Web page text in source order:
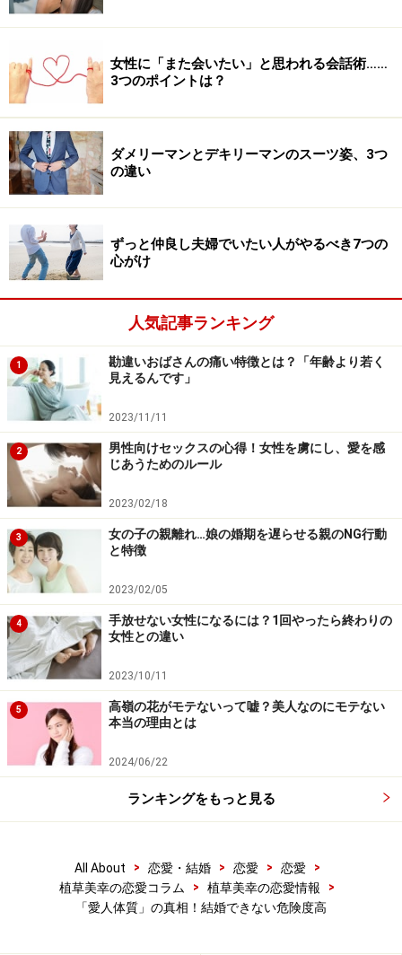
に休日のお昼に外でデートすることなんて……年に数回あ
るの？と考えれば、それはセックスです。
二人の関係をだれにも公表できず、モグラのような生活
を送ることになり、セックスだけはうまくなる。また恋
愛観もどんどん汚され、ただ歳をとり、いずれは愛人関
係も失い、捨てられて、気付いた頃には悲しい独身者。
つまり、愛人を経験することで“歪んだ価値観の恋愛”に
カテゴライズされる……と覚えておいてください。そもそ
承諾してお付き合いを続けたいと思っている時点で相当
この歪んだ価値観を抱えたままで、結婚相談に来られる
方がいますが、私はひと目でわかります――「あ、この
人、愛人生活をしていたな」と。
歪んだ価値観、狂った恋愛観
デートは夜、セックスばかり。それでは本来の恋愛の楽しさ
や明るさとかけ離れていきます
いわゆる日の目を浴びない恋愛をしてきた方の多くは、
恋愛における価値観が歪んでいます。
もっと直球に言うなれば、恋愛観が狂っています。
そもそも人のものを奪っているのですから。そこに子供
だけの欲望を満たすために愛人になる。これはどう考え
ても歪んでいます。
「オレの家庭はボロボロで……、妻とはうまくいっていな
女性に「また会いたい」と思われる会話術……
3つのポイントは？
ダメリーマンとデキリーマンのスーツ姿、3つ
の違い
ずっと仲良し夫婦でいたい人がやるべき7つの
心がけ
人気記事ランキング
1
勘違いおばさんの痛い特徴とは？「年齢より若く
見えるんです」
2023/11/11
2
男性向けセックスの心得！女性を虜にし、愛を感
じあうためのルール
2023/02/18
3
女の子の親離れ…娘の婚期を遅らせる親のNG行動
と特徴
2023/02/05
4
手放せない女性になるには？1回やったら終わりの
女性との違い
2023/10/11
5
高嶺の花がモテないって嘘？美人なのにモテない
本当の理由とは
2024/06/22
ランキングをもっと見る
All About > 恋愛・結婚 > 恋愛 > 恋愛
>
植草美幸の恋愛コラム
> 植草美幸の恋愛情報
>
「愛人体質」の真相！結婚できない危険度高